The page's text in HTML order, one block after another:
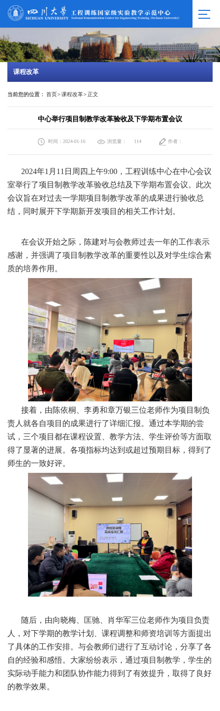
课程改革
当前您的位置： 首页>课程改革>正文
中心举行项目制教学改革验收及下学期布置会议
时间：2024-01-16 浏览量： 114 作者：
2024年1月11日周四上午9:00，工程训练中心在中心会议
室举行了项目制教学改革验收总结及下学期布置会议。此次
会议旨在对过去一学期项目制教学改革的成果进行验收总
结，同时展开下学期新开发项目的相关工作计划。
在会议开始之际，陈建对与会教师过去一年的工作表示
感谢，并强调了项目制教学改革的重要性以及对学生综合素
质的培养作用。
接着，由陈依桐、李勇和章万银三位老师作为项目制负
责人就各自项目的成果进行了详细汇报。通过本学期的尝
试，三个项目都在课程设置、教学方法、学生评价等方面取
得了显著的进展。各项指标均达到或超过预期目标，得到了
师生的一致好评。
随后，由向晓梅、匡驰、肖华军三位老师作为项目负责
人，对下学期的教学计划、课程调整和师资培训等方面提出
了具体的工作安排。与会教师们进行了互动讨论，分享了各
自的经验和感悟。大家纷纷表示，通过项目制教学，学生的
实际动手能力和团队协作能力得到了有效提升，取得了良好
的教学效果。